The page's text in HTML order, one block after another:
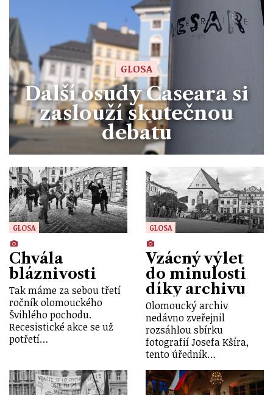
GLOSA
Další osudy Caseara si
zaslouží skutečnou
debatu
GLOSA
Chvála
bláznivosti
Tak máme za sebou třetí
ročník olomouckého
Švihlého pochodu.
Recesistické akce se už
potřetí…
GLOSA
Vzácný výlet
do minulosti
díky archivu
Olomoucký archiv
nedávno zveřejnil
rozsáhlou sbírku
fotografií Josefa Kšíra,
tento úředník…